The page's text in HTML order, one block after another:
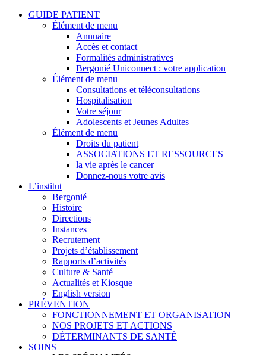
GUIDE PATIENT
Élément de menu
Annuaire
Accès et contact
Formalités administratives
Bergonié Uniconnect : votre application
Élément de menu
Consultations et téléconsultations
Hospitalisation
Votre séjour
Adolescents et Jeunes Adultes
Élément de menu
Droits du patient
ASSOCIATIONS ET RESSOURCES
la vie après le cancer
Donnez-nous votre avis
L’institut
Bergonié
Histoire
Directions
Instances
Recrutement
Projets d’établissement
Rapports d’activités
Culture & Santé
Actualités et Kiosque
English version
PRÉVENTION
FONCTIONNEMENT ET ORGANISATION
NOS PROJETS ET ACTIONS
DÉTERMINANTS DE SANTÉ
SOINS